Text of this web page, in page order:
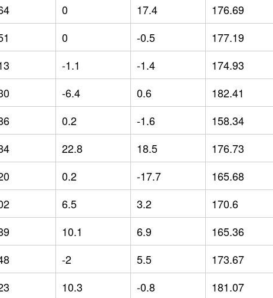
0 17.4 176.69
0 -0.5 177.19
-1.1 -1.4 174.93
-6.4 0.6 182.41
0.2 -1.6 158.34
22.8 18.5 176.73
0.2 -17.7 165.68
6.5 3.2 170.6
10.1 6.9 165.36
-2 5.5 173.67
10.3 -0.8 181.07